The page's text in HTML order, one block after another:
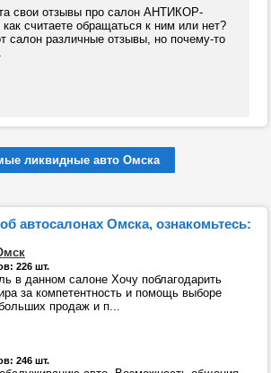
свои отзывы про салон АНТИКОР-
считаете обращаться к ним или нет?
салон различные отзывы, но почему-то
ликвидные авто Омска
автосалонах Омска, ознакомьтесь:
226 шт.
в данном салоне Хочу поблагодарить
за компетентность и помощь выборе
продаж и п...
246 шт.